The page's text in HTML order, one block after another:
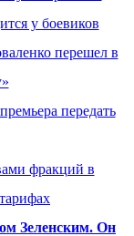
у боевиков
перешел в
передать
фракций в
Зеленским. Он